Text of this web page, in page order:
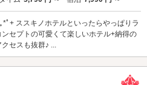
*ﾟ+ ススキノホテルといったらやっぱりラ
セプトの可愛くて楽しいホテル+納得の
セスも抜群♪ ...